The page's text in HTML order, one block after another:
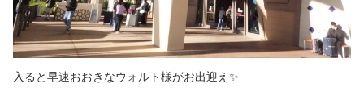
入ると早速おおきなウォルト様がお出迎え✨